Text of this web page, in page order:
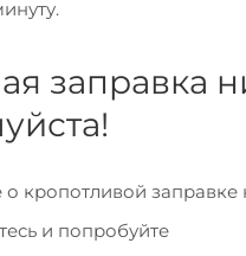
заправка
о кропотливой заправке
и попробуйте